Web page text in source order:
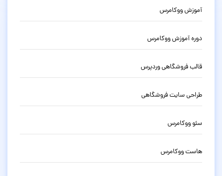
آموزش ووکامرس
دوره آموزش ووکامرس
قالب فروشگاهی وردپرس
طراحی سایت فروشگاهی
سئو ووکامرس
هاست ووکامرس